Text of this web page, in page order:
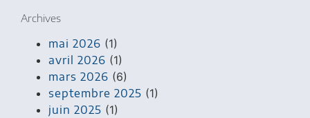
Archives
mai 2026 (1)
avril 2026 (1)
mars 2026 (6)
septembre 2025 (1)
juin 2025 (1)